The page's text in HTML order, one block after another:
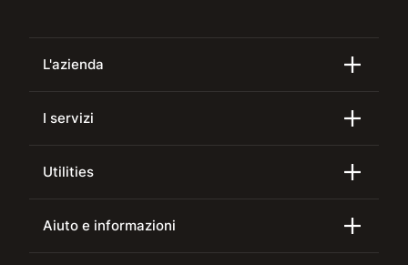
L'azienda
I servizi
Utilities
Aiuto e informazioni